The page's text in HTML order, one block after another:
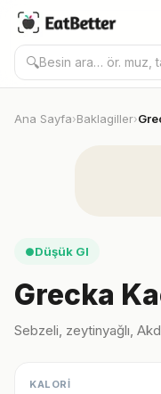
🔍
Ana Sayfa›Baklagiller›
●Düşük GI
Grecka
Sebzeli, zeytinyağlı,
KALORİ